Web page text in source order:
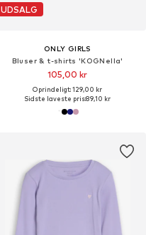
UDSALG
ONLY GIRLS
Bluser & t-shirts 'KOGNella'
105,00 kr
Oprindeligt: 129,00 kr
Sidste laveste pris:89,10 kr